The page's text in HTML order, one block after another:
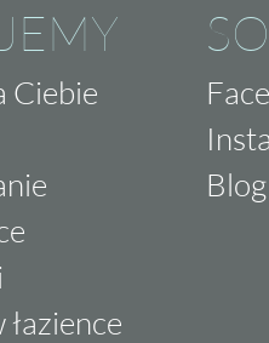
Ciebie
Blog